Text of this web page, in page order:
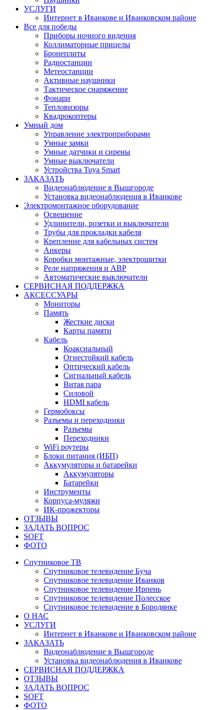
УСЛУГИ
Интернет в Иванкове и Иванковском районе
Все для победы
Приборы ночного видения
Коллиматорные прицелы
Бронеплиты
Радиостанции
Метеостанции
Активные наушники
Тактическое снаряжение
Фонари
Тепловизоры
Квадрокоптеры
Умный дом
Управление электроприборами
Умные замки
Умные датчики и сирены
Умные выключатели
Устройства Tuya Smart
ЗАКАЗАТЬ
Видеонаблюдение в Вышгороде
Установка видеонаблюдения в Иванкове
Электромонтажное оборудование
Освещение
Удлинители, розетки и выключатели
Трубы для прокладки кабеля
Крепление для кабельных систем
Анкеры
Коробки монтажные, электрощитки
Реле напряжения и АВР
Автоматические выключатели
СЕРВИСНАЯ ПОДДЕРЖКА
АКСЕССУАРЫ
Мониторы
Память
Жесткие диски
Карты памяти
Кабель
Коаксиальный
Огнестойкий кабель
Оптический кабель
Сигнальный кабель
Витая пара
Силовой
HDMI кабель
Гермобоксы
Разъемы и переходники
Разъемы
Переходники
WiFi роутеры
Блоки питания (ИБП)
Аккумуляторы и батарейки
Аккумуляторы
Батарейки
Инструменты
Корпуса-муляжи
ИК-прожекторы
ОТЗЫВЫ
ЗАДАТЬ ВОПРОС
SOFT
ФОТО
Спутниковое ТВ
Спутниковое телевидение Буча
Спутниковое телевидение Иванков
Спутниковое телевидение Ирпень
Спутниковое телевидение Полесское
Спутниковое телевидение в Бородянке
О НАС
УСЛУГИ
Интернет в Иванкове и Иванковском районе
ЗАКАЗАТЬ
Видеонаблюдение в Вышгороде
Установка видеонаблюдения в Иванкове
СЕРВИСНАЯ ПОДДЕРЖКА
ОТЗЫВЫ
ЗАДАТЬ ВОПРОС
SOFT
ФОТО